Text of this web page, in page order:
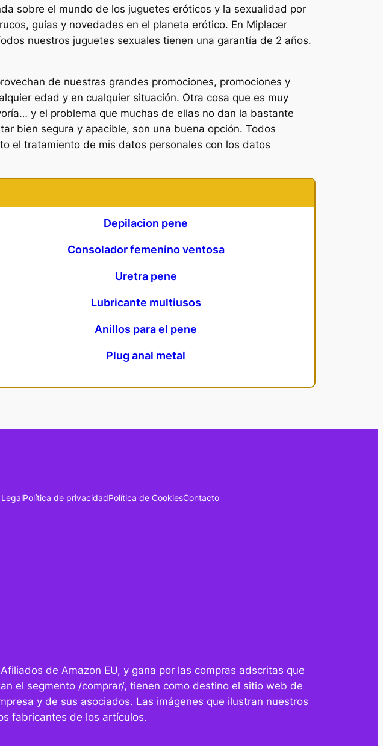
sobre el mundo de los juguetes eróticos y la sexualidad por
guías y novedades en el planeta erótico. En Miplacer
nuestros juguetes sexuales tienen una garantía de 2 años.
de nuestras grandes promociones, promociones y
edad y en cualquier situación. Otra cosa que es muy
y el problema que muchas de ellas no dan la bastante
bien segura y apacible, son una buena opción. Todos
el tratamiento de mis datos personales con los datos
Depilacion pene
Consolador femenino ventosa
Uretra pene
Lubricante multiusos
Anillos para el pene
Plug anal metal
LegalPolítica de privacidadPolítica de CookiesContacto
de Amazon EU, y gana por las compras adscritas que
el segmento /comprar/, tienen como destino el sitio web de
y de sus asociados. Las imágenes que ilustran nuestros
fabricantes de los artículos.